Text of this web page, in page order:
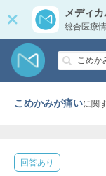
メディ
総合医療
こめかみが痛いに関
回答あり